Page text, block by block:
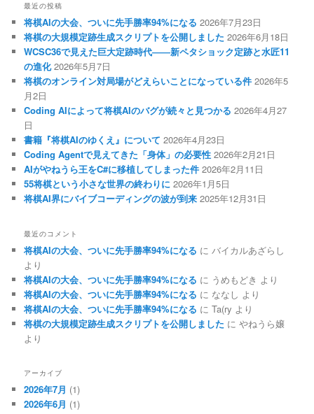
最近の投稿
将棋AIの大会、ついに先手勝率94%になる 2026年7月23日
将棋の大規模定跡生成スクリプトを公開しました 2026年6月18日
WCSC36で見えた巨大定跡時代――新ペタショック定跡と水匠11
の進化 2026年5月7日
将棋のオンライン対局場がどえらいことになっている件 2026年5
月2日
Coding AIによって将棋AIのバグが続々と見つかる 2026年4月27
日
書籍『将棋AIのゆくえ』について 2026年4月23日
Coding Agentで見えてきた「身体」の必要性 2026年2月21日
AIがやねうら王をC#に移植してしまった件 2026年2月11日
55将棋という小さな世界の終わりに 2026年1月5日
将棋AI界にバイブコーディングの波が到来 2025年12月31日
最近のコメント
将棋AIの大会、ついに先手勝率94%になる に バイカルあざらし
より
将棋AIの大会、ついに先手勝率94%になる に うめもどき より
将棋AIの大会、ついに先手勝率94%になる に ななし より
将棋AIの大会、ついに先手勝率94%になる にTa(ry より
将棋の大規模定跡生成スクリプトを公開しました にやねうら嬢
より
アーカイブ
2026年7月 (1)
2026年6月 (1)